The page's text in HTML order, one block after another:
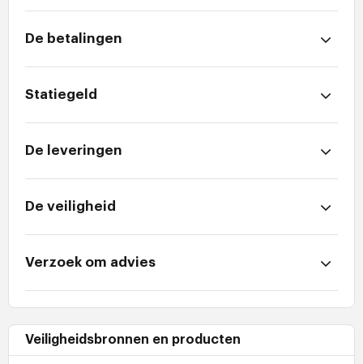
De betalingen
Statiegeld
De leveringen
De veiligheid
Verzoek om advies
Veiligheidsbronnen en producten